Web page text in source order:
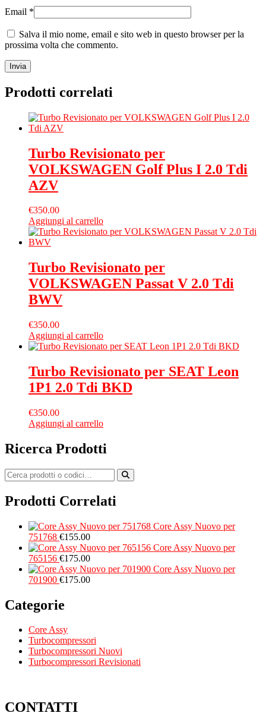
Email *
Salva il mio nome, email e sito web in questo browser per la
prossima volta che commento.
Prodotti correlati
Turbo Revisionato per
VOLKSWAGEN Golf Plus I 2.0 Tdi
AZV
€350.00
Aggiungi al carrello
Turbo Revisionato per
VOLKSWAGEN Passat V 2.0 Tdi
BWV
€350.00
Aggiungi al carrello
Turbo Revisionato per SEAT Leon
1P1 2.0 Tdi BKD
€350.00
Aggiungi al carrello
Ricerca Prodotti
Prodotti Correlati
Core Assy Nuovo per
751768 €155.00
Core Assy Nuovo per
765156 €175.00
Core Assy Nuovo per
701900 €175.00
Categorie
Core Assy
Turbocompressori
Turbocompressori Nuovi
Turbocompressori Revisionati
CONTATTI